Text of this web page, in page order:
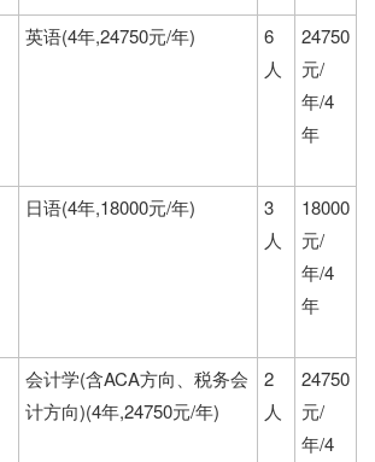
英语(4年,24750元/年)
6
人
24750
元/
年/4
年
日语(4年,18000元/年)
3
人
18000
元/
年/4
年
会计学(含ACA方向、税务会
计方向)(4年,24750元/年)
2
人
24750
元/
年/4